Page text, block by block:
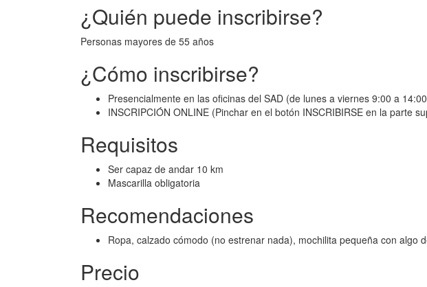
¿Quién puede inscribirse?
Personas mayores de 55 años
¿Cómo inscribirse?
Presencialmente en las oficinas del SAD (de lunes a viernes 9:00 a
INSCRIPCIÓN ONLINE (Pinchar en el botón INSCRIBIRSE en la parte
Requisitos
Ser capaz de andar 10 km
Mascarilla obligatoria
Recomendaciones
Ropa, calzado cómodo (no estrenar nada), mochilita pequeña con algo
Precio